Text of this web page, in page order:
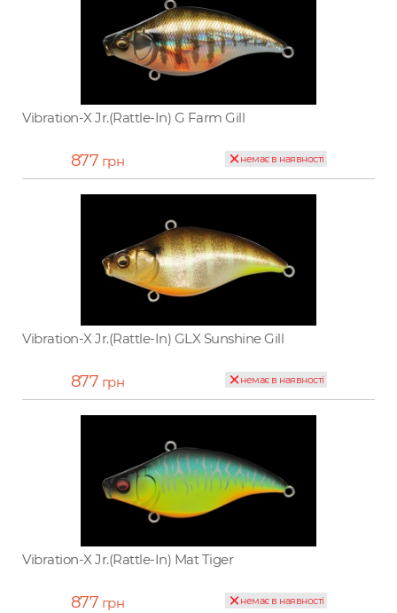
Vibration-X Jr.(Rattle-In) G Farm Gill
877 грн немає в наявності
Vibration-X Jr.(Rattle-In) GLX Sunshine Gill
877 грн немає в наявності
Vibration-X Jr.(Rattle-In) Mat Tiger
877 грн немає в наявності